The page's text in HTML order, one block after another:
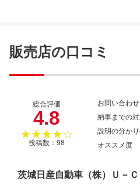
販売店の口コミ
総合評価
4.8
★★★★☆
投稿数：98
お問い合わせ
納車までの
説明の分か
オススメ度
茨城日産自動車（株）Ｕ－